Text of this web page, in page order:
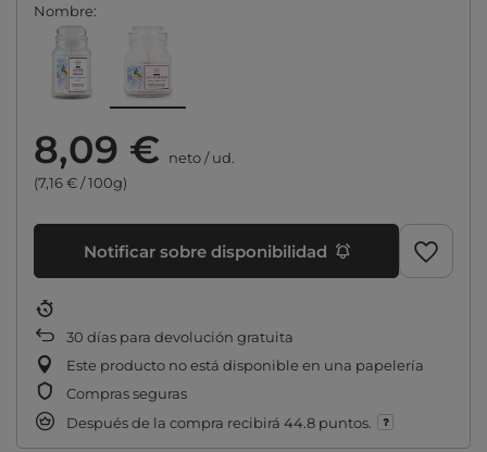
Nombre
8,09 € neto/ud.
(7,16 € / 100g)
Notificar sobre disponibilidad
30 días para devolución gratuita
Este producto no está disponible en una papelería
Compras seguras
Después de la compra recibirá 44.8 puntos.